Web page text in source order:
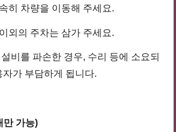
히 차량을 이동해 주세요.
외의 주차는 삼가 주세요.
비를 파손한 경우, 수리 등에 소요되
가 부담하게 됩니다.
만 가능)